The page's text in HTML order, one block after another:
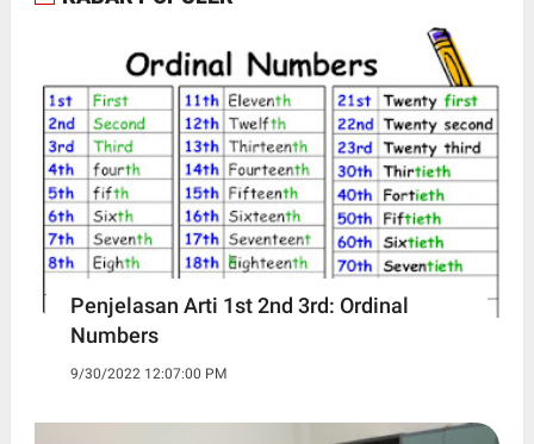
Penjelasan Arti 1st 2nd 3rd: Ordinal
Numbers
9/30/2022 12:07:00 PM